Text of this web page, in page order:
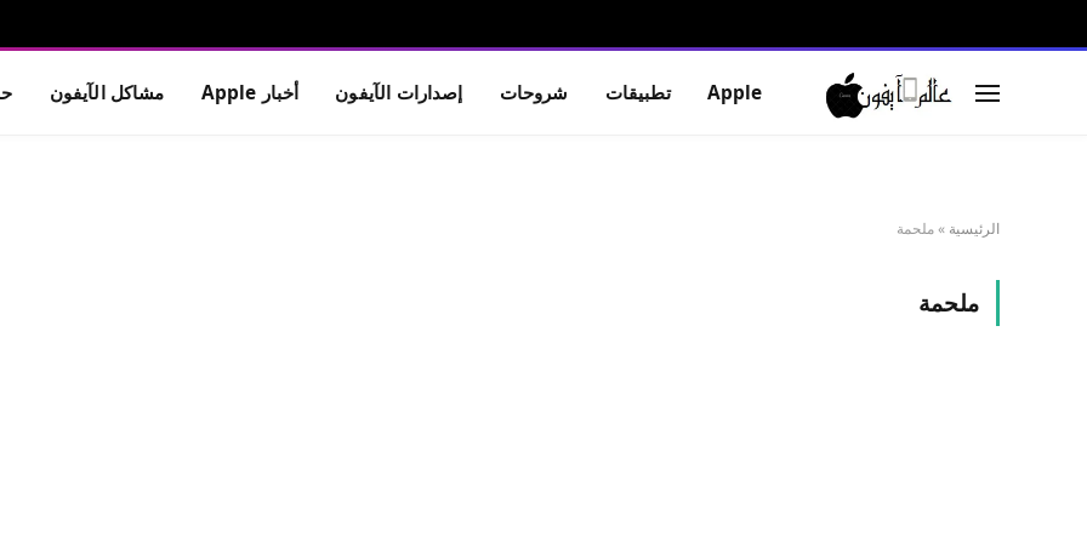
Apple تطبيقات شروحات إصدارات الآيفون أخبار Apple مشاكل الآيفون
الرئيسية »ملحمة
ملحمة